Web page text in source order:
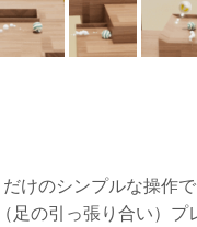
だけのシンプルな操作
足の引っ張り合い）プ